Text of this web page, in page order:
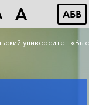
A АБB
университет